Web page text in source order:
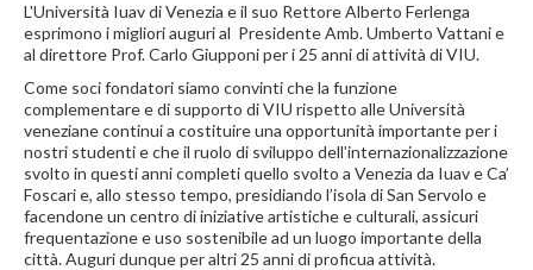
L'Università Iuav di Venezia e il suo Rettore Alberto Ferlenga
esprimono i migliori auguri al Presidente Amb. Umberto Vattani e
al direttore Prof. Carlo Giupponi per i 25 anni di attività di VIU.
Come soci fondatori siamo convinti che la funzione
complementare e di supporto di VIU rispetto alle Università
veneziane continui a costituire una opportunità importante per i
nostri studenti e che il ruolo di sviluppo dell’internazionalizzazione
svolto in questi anni completi quello svolto a Venezia da Iuav e Ca’
Foscari e, allo stesso tempo, presidiando l’isola di San Servolo e
facendone un centro di iniziative artistiche e culturali, assicuri
frequentazione e uso sostenibile ad un luogo importante della
città. Auguri dunque per altri 25 anni di proficua attività.